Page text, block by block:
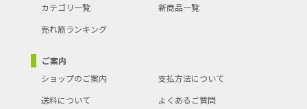
カテゴリ一覧
新商品一覧
売れ筋ランキング
ご案内
ショップのご案内
支払方法について
送料について
よくあるご質問